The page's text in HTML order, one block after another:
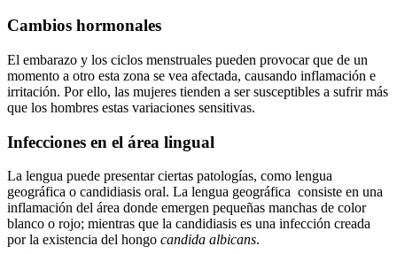
Cambios hormonales
El embarazo y los ciclos menstruales pueden provocar que de un
momento a otro esta zona se vea afectada, causando inflamación e
irritación. Por ello, las mujeres tienden a sersusceptibles a sufrir más
que los hombres estas variaciones sensitivas.
Infecciones en el área lingual
La lengua puede presentarciertas patologías, como lengua
geográfica o candidiasis oral. La lengua geográfica consiste en una
inflamación del área donde emergen pequeñas manchas de color
blanco o rojo; mientras que la candidiasis es una infección creada
por la existencia del hongo candida albicans.